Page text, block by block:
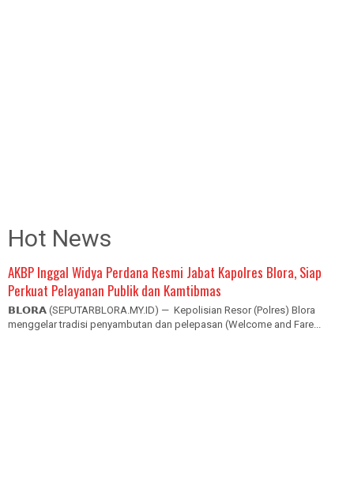
Hot News
AKBP Inggal Widya Perdana Resmi Jabat Kapolres Blora, Siap
Perkuat Pelayanan Publik dan Kamtibmas
𝗕𝗟𝗢𝗥𝗔 (SEPUTARBLORA.MY.ID) — Kepolisian Resor (Polres) Blora
menggelar tradisi penyambutan dan pelepasan (Welcome and Fare...